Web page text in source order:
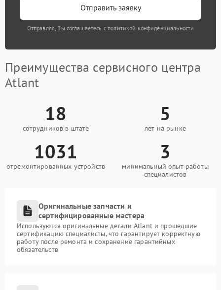
Отправить заявку
Отправляя, Вы соглашаетесь с политикой конфиденциальности
Преимущества сервисного центра
Atlant
18
сотрудников в штате
5
лет на рынке
1031
отремонтированных устройств
3
минимальный опыт работы
специалистов
Оригинальные запчасти и
сертифицированные мастера
Используются оригинальные детали Atlant и прошедшие
сертификацию специалисты, что гарантирует корректную
работу после ремонта и сохранение гарантийных
обязательств